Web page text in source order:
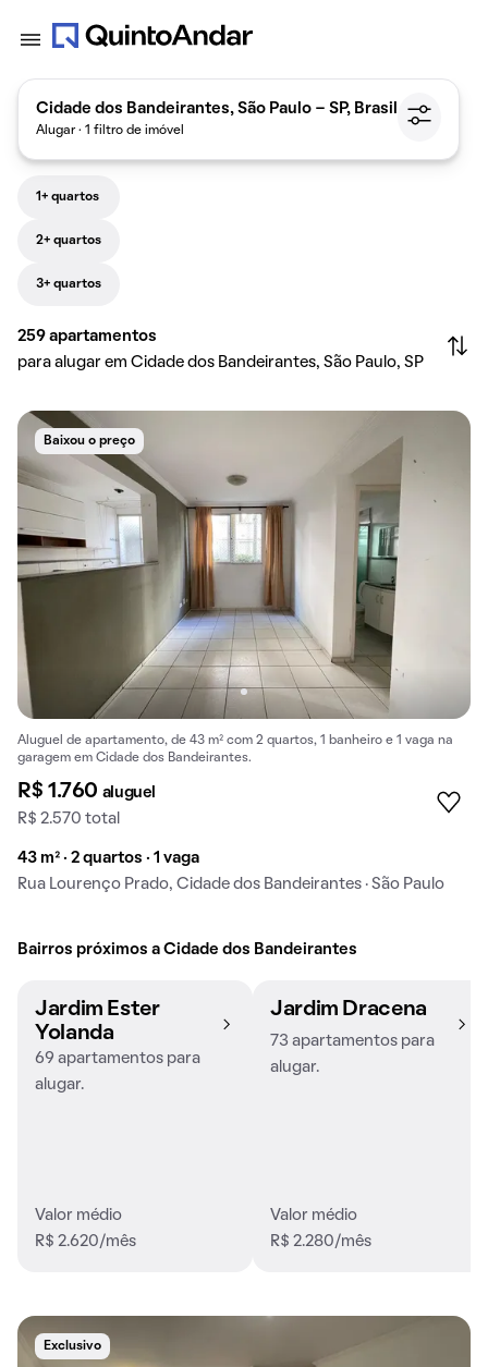
Cidade dos Bandeirantes, São Paulo - SP, Brasil
Alugar · 1 filtro de imóvel
1+ quartos
2+ quartos
3+ quartos
259 apartamentos
para alugar em Cidade dos Bandeirantes, São Paulo, SP
Baixou o preço
Aluguel de apartamento, de 43 m² com 2 quartos, 1 banheiro e 1 vaga na
garagem em Cidade dos Bandeirantes.
R$ 1.760 aluguel
R$ 2.570 total
43 m² · 2 quartos · 1 vaga
Rua Lourenço Prado, Cidade dos Bandeirantes · São Paulo
Bairros próximos a Cidade dos Bandeirantes
Jardim Ester
Yolanda
69 apartamentos para
alugar.
Valor médio
R$ 2.620/mês
Jardim Dracena
73 apartamentos para
alugar.
Valor médio
R$ 2.280/mês
Exclusivo